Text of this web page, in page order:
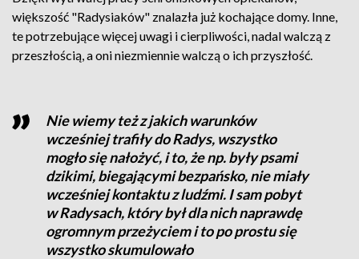
większość "Radysiaków" znalazła już kochające domy. Inne,
te potrzebujące więcej uwagi i cierpliwości, nadal walczą z
przeszłością, a oni niezmiennie walczą o ich przyszłość.
Nie wiemy też z jakich warunków
wcześniej trafiły do Radys, wszystko
mogło się nałożyć, i to, że np. były psami
dzikimi, biegającymi bezpańsko, nie miały
wcześniej kontaktu z ludźmi. I sam pobyt
w Radysach, który był dla nich naprawdę
ogromnym przeżyciem i to po prostu się
wszystko skumulowało